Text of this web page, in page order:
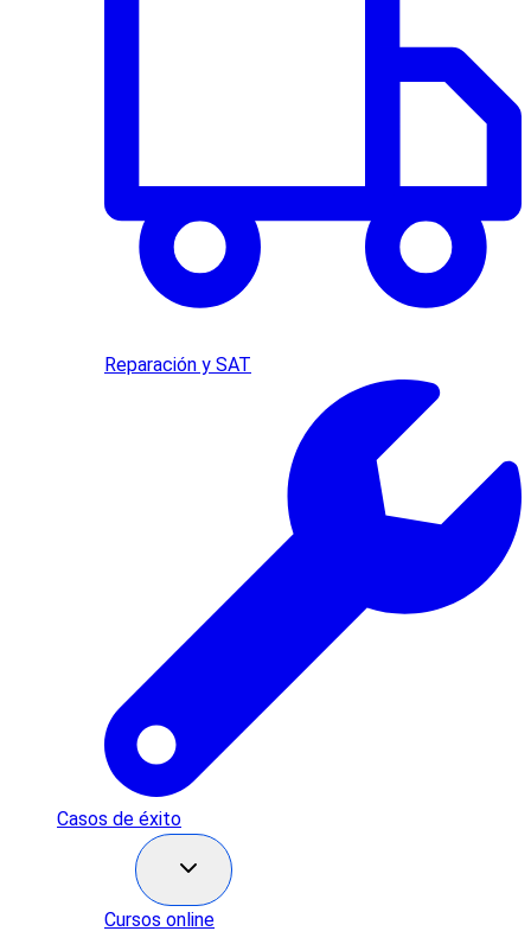
Reparación y SAT
Casos de éxito
Cursos online